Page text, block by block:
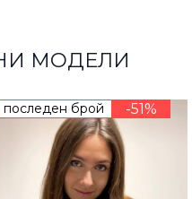
МОДЕЛИ
последен брой -51%